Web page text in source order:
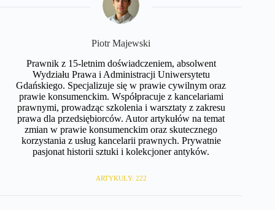
​Piotr Majewski
Prawnik z 15-letnim doświadczeniem, absolwent
Wydziału Prawa i Administracji Uniwersytetu
Gdańskiego. Specjalizuje się w prawie cywilnym oraz
prawie konsumenckim. Współpracuje z kancelariami
prawnymi, prowadząc szkolenia i warsztaty z zakresu
prawa dla przedsiębiorców. Autor artykułów na temat
zmian w prawie konsumenckim oraz skutecznego
korzystania z usług kancelarii prawnych. Prywatnie
pasjonat historii sztuki i kolekcjoner antyków.
ARTYKUŁY: 222